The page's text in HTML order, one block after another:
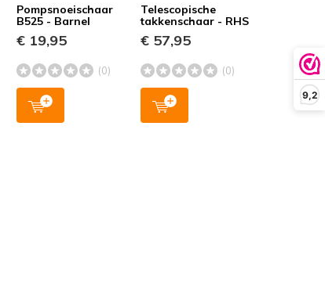
9,2
Pompsnoeischaar
B525 - Barnel
€ 19,95
(0)
Telescopische
takkenschaar - RHS
€ 57,95
(0)